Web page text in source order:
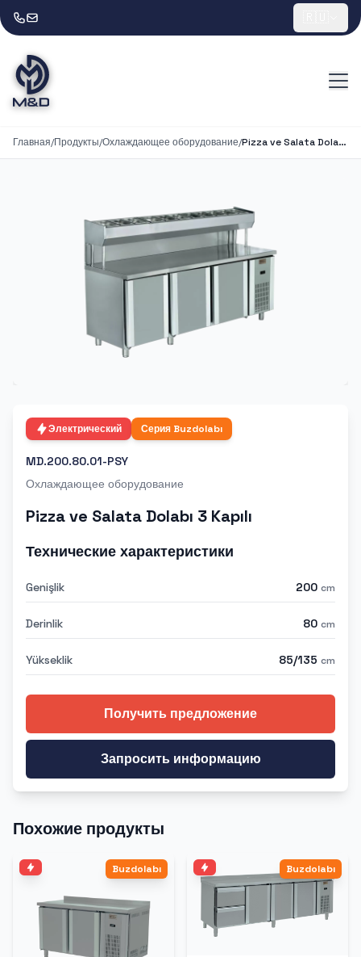
Главная/Продукты/Охлаждающее оборудование/ Pizza ve Salata Dolabı 3 Kapılı
Электрический Серия Buzdolabı
MD.200.80.01-PSY
Охлаждающее оборудование
Pizza ve Salata Dolabı 3 Kapılı
Технические характеристики
Genişlik 200 cm
Derinlik 80 cm
Yükseklik 85/135 cm
Получить предложение
Запросить информацию
Похожие продукты
Buzdolabı Buzdolabı